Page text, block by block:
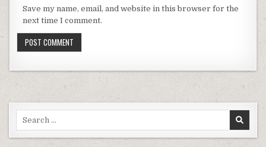
Save my name, email, and website in this browser for the
next time I comment.